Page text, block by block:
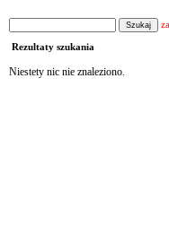
Rezultaty szukania
Niestety nic nie znaleziono.